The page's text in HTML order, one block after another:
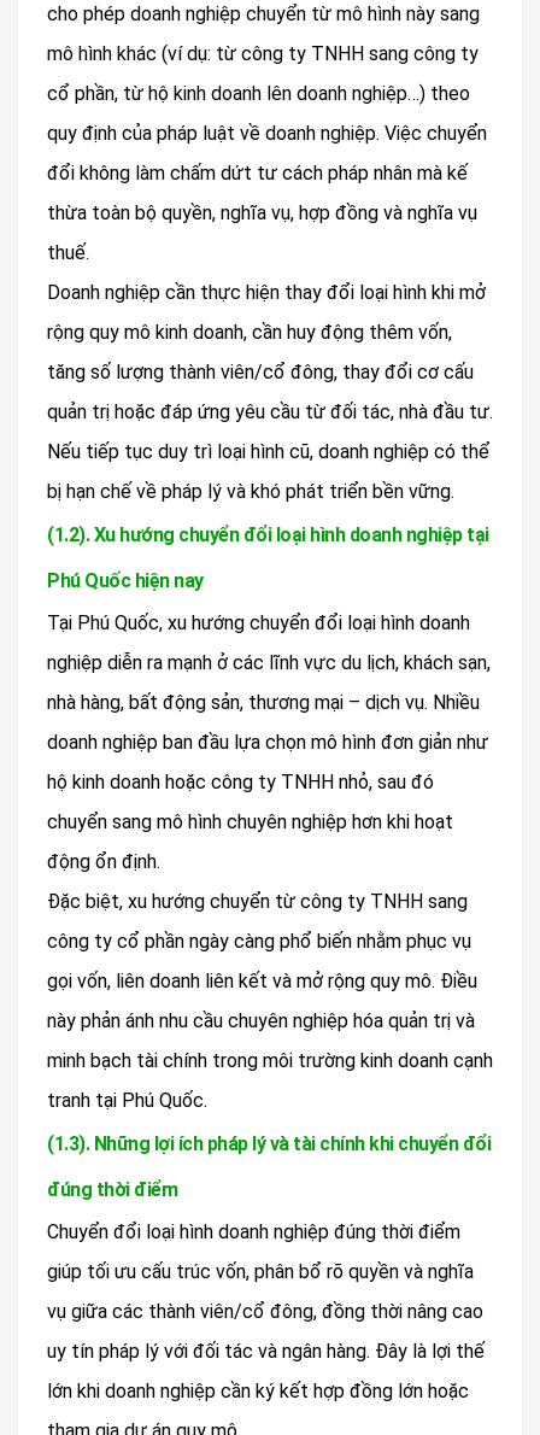
cho phép doanh nghiệp chuyển từ mô hình này sang
mô hình khác (ví dụ: từ công ty TNHH sang công ty
cổ phần, từ hộ kinh doanh lên doanh nghiệp…) theo
quy định của pháp luật về doanh nghiệp. Việc chuyển
đổi không làm chấm dứt tư cách pháp nhân mà kế
thừa toàn bộ quyền, nghĩa vụ, hợp đồng và nghĩa vụ
thuế.
Doanh nghiệp cần thực hiện thay đổi loại hình khi mở
rộng quy mô kinh doanh, cần huy động thêm vốn,
tăng số lượng thành viên/cổ đông, thay đổi cơ cấu
quản trị hoặc đáp ứng yêu cầu từ đối tác, nhà đầu tư.
Nếu tiếp tục duy trì loại hình cũ, doanh nghiệp có thể
bị hạn chế về pháp lý và khó phát triển bền vững.
(1.2). Xu hướng chuyển đổi loại hình doanh nghiệp tại
Phú Quốc hiện nay
Tại Phú Quốc, xu hướng chuyển đổi loại hình doanh
nghiệp diễn ra mạnh ở các lĩnh vực du lịch, khách sạn,
nhà hàng, bất động sản, thương mại – dịch vụ. Nhiều
doanh nghiệp ban đầu lựa chọn mô hình đơn giản như
hộ kinh doanh hoặc công ty TNHH nhỏ, sau đó
chuyển sang mô hình chuyên nghiệp hơn khi hoạt
động ổn định.
Đặc biệt, xu hướng chuyển từ công ty TNHH sang
công ty cổ phần ngày càng phổ biến nhằm phục vụ
gọi vốn, liên doanh liên kết và mở rộng quy mô. Điều
này phản ánh nhu cầu chuyên nghiệp hóa quản trị và
minh bạch tài chính trong môi trường kinh doanh cạnh
tranh tại Phú Quốc.
(1.3). Những lợi ích pháp lý và tài chính khi chuyển đổi
đúng thời điểm
Chuyển đổi loại hình doanh nghiệp đúng thời điểm
giúp tối ưu cấu trúc vốn, phân bổ rõ quyền và nghĩa
vụ giữa các thành viên/cổ đông, đồng thời nâng cao
uy tín pháp lý với đối tác và ngân hàng. Đây là lợi thế
lớn khi doanh nghiệp cần ký kết hợp đồng lớn hoặc